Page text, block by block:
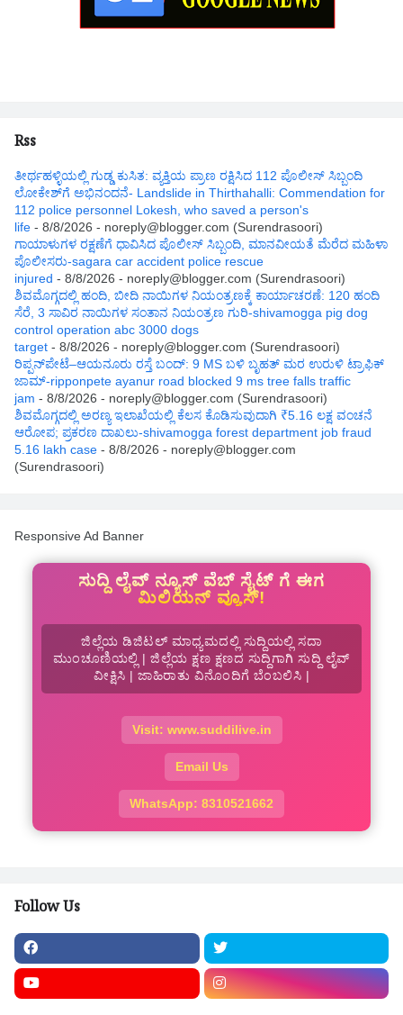
Rss
ತೀರ್ಥಹಳ್ಳಿಯಲ್ಲಿ ಗುಡ್ಡ ಕುಸಿತ: ವ್ಯಕ್ತಿಯ ಪ್ರಾಣ ರಕ್ಷಿಸಿದ 112 ಪೊಲೀಸ್ ಸಿಬ್ಬಂದಿ
ಲೋಕೇಶ್‌ಗೆ ಅಭಿನಂದನೆ- Landslide in Thirthahalli: Commendation for
112 police personnel Lokesh, who saved a person's
life - 8/8/2026 - noreply@blogger.com (Surendrasoori)
ಗಾಯಾಳುಗಳ ರಕ್ಷಣೆಗೆ ಧಾವಿಸಿದ ಪೊಲೀಸ್ ಸಿಬ್ಬಂದಿ, ಮಾನವೀಯತೆ ಮೆರೆದ ಮಹಿಳಾ
ಪೊಲೀಸರು-sagara car accident police rescue
injured - 8/8/2026 - noreply@blogger.com (Surendrasoori)
ಶಿವಮೊಗ್ಗದಲ್ಲಿ ಹಂದಿ, ಬೀದಿ ನಾಯಿಗಳ ನಿಯಂತ್ರಣಕ್ಕೆ ಕಾರ್ಯಾಚರಣೆ: 120 ಹಂದಿ
ಸೆರೆ, 3 ಸಾವಿರ ನಾಯಿಗಳ ಸಂತಾನ ನಿಯಂತ್ರಣ ಗುರಿ-shivamogga pig dog
control operation abc 3000 dogs
target - 8/8/2026 - noreply@blogger.com (Surendrasoori)
ರಿಪ್ಪನ್‌ಪೇಟೆ–ಆಯನೂರು ರಸ್ತೆ ಬಂದ್: 9 MS ಬಳಿ ಬೃಹತ್ ಮರ ಉರುಳಿ ಟ್ರಾಫಿಕ್
ಜಾಮ್-ripponpete ayanur road blocked 9 ms tree falls traffic
jam - 8/8/2026 - noreply@blogger.com (Surendrasoori)
ಶಿವಮೊಗ್ಗದಲ್ಲಿ ಅರಣ್ಯ ಇಲಾಖೆಯಲ್ಲಿ ಕೆಲಸ ಕೊಡಿಸುವುದಾಗಿ ₹5.16 ಲಕ್ಷ ವಂಚನೆ
ಆರೋಪ; ಪ್ರಕರಣ ದಾಖಲು-shivamogga forest department job fraud
5.16 lakh case - 8/8/2026 - noreply@blogger.com
(Surendrasoori)
Responsive Ad Banner
ಸುದ್ದಿ ಲೈವ್ ನ್ಯೂಸ್ ವೆಬ್ ಸೈಟ್ ಗೆ ಈಗ
ಮಿಲಿಯನ್ ವ್ಯೂಸ್!
ಜಿಲ್ಲೆಯ ಡಿಜಿಟಲ್ ಮಾಧ್ಯಮದಲ್ಲಿ ಸುದ್ದಿಯಲ್ಲಿ ಸದಾ
ಮುಂಚೂಣಿಯಲ್ಲಿ | ಜಿಲ್ಲೆಯ ಕ್ಷಣ ಕ್ಷಣದ ಸುದ್ದಿಗಾಗಿ ಸುದ್ದಿ ಲೈವ್
ವೀಕ್ಷಿಸಿ | ಜಾಹಿರಾತು ವಿನೊಂದಿಗೆ ಬೆಂಬಲಿಸಿ |
Visit: www.suddilive.in
Email Us
WhatsApp: 8310521662
Follow Us